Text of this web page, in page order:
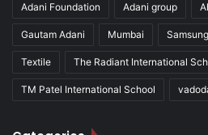
Adani Foundation Adani group
Gautam Adani Mumbai Samsung
Textile The Radiant International
TM Patel International School